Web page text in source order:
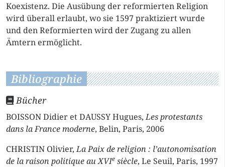
Koexistenz. Die Ausübung der reformierten Religion
wird überall erlaubt, wo sie 1597 praktiziert wurde
und den Reformierten wird der Zugang zu allen
Ämtern ermöglicht.
Bibliographie
Bücher
BOISSON Didier et DAUSSY Hugues,Les protestants
dans la France moderne, Belin, Paris, 2006
CHRISTIN Olivier,La Paix de religion : l’autonomisation
de la raison politique au XVIe siècle, Le Seuil, Paris, 1997